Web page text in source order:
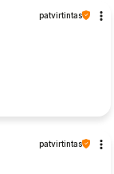
patvirtintas
patvirtintas